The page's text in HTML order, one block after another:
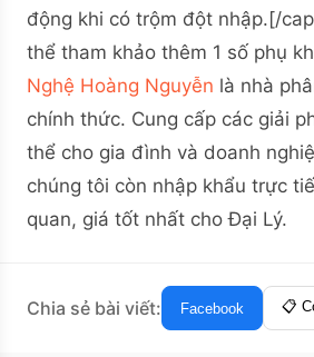
động khi có trộm đột nhập.[/
thể tham khảo thêm 1 số phụ
Nghệ Hoàng Nguyễn là nhà
chính thức. Cung cấp các giải
thể cho gia đình và doanh
chúng tôi còn nhập khẩu trực
quan, giá tốt nhất cho Đại Lý.
Chia sẻ bài viết: Facebook 📋